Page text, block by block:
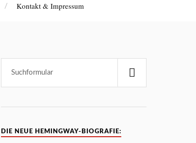
Kontakt & Impressum
DIE NEUE HEMINGWAY-BIOGRAFIE: